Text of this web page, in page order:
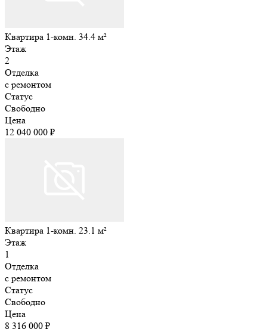
Квартира 1-комн. 34.4 м²
Этаж
2
Отделка
с ремонтом
Статус
Свободно
Цена
12 040 000 ₽
Квартира 1-комн. 23.1 м²
Этаж
1
Отделка
с ремонтом
Статус
Свободно
Цена
8 316 000 ₽